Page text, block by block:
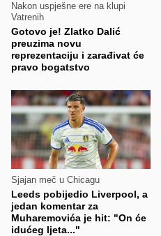
Nakon uspješne ere na klupi
Vatrenih
Gotovo je! Zlatko Dalić
preuzima novu
reprezentaciju i zarađivat će
pravo bogatstvo
Sjajan meč u Chicagu
Leeds pobijedio Liverpool, a
jedan komentar za
Muharemovića je hit: "On će
idućeg ljeta..."